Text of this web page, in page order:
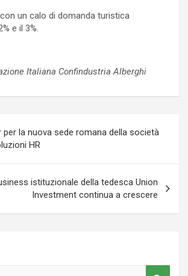
con un calo di domanda turistica
e il 3%.
Italiana Confindustria Alberghi
per la nuova sede romana della società
HR
istituzionale della tedesca Union
Investment continua a crescere